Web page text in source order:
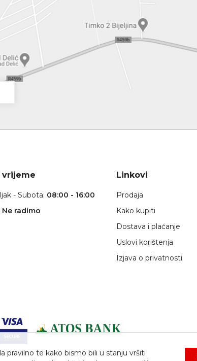
vrijeme
- Subota: 08:00 - 16:00
Ne radimo
Linkovi
Prodaja
Kako kupiti
Dostava i plaćanje
Uslovi korištenja
Izjava o privatnosti
pravilno te kako bismo bili u stanju vršiti